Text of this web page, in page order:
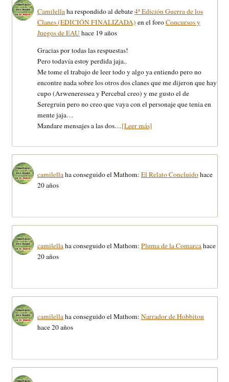
Camilellaha respondido al debate4ª Edición Guerra de los
Clanes (EDICIÓN FINALIZADA) en el foroConcursos y
Juegos de EAUhace 19 años
Gracias por todas las respuestas!
Pero todavía estoy perdida jaja..
Me tome el trabajo de leer todo y algo ya entiendo pero no
encontre nada sobre los otros dos clanes que me dijeron que hay
cupo (Arweneressea y Percebal creo) y me gusto el de
Seregruin pero no creo que vaya con el personaje que tenia en
mente jaja…
Mandare mensajes a las dos…[Leer más]
camilellaha conseguido el Mathom: El Relato Concluidohace
20 años
camilellaha conseguido el Mathom: Pluma de la Comarcahace
20 años
camilellaha conseguido el Mathom: Narrador de Hobbiton
hace 20 años